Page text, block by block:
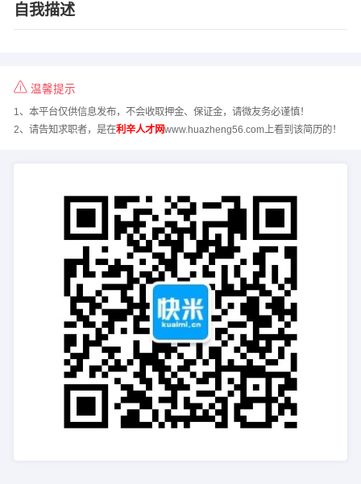
自我描述
温馨提示
1、本平台仅供信息发布，不会收取押金、保证金，请微友务必谨慎！
2、请告知求职者，是在利辛人才网www.huazheng56.com上看到该简历的！